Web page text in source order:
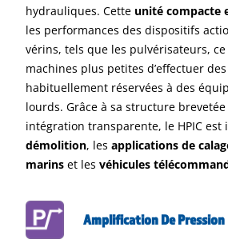
hydrauliques. Cette unité compacte
les performances des dispositifs
vérins, tels que les pulvérisateurs,
machines plus petites d’effectuer
habituellement réservées à des
lourds. Grâce à sa structure brevetée
intégration transparente, le HPIC est
démolition, les applications de
marins et les véhicules
Amplification De Pression